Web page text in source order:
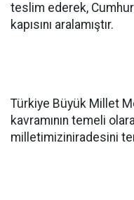
teslim ederek,
kapısını aralamıştır.
Türkiye Büyük Millet
kavramının temeli
milletimiziniradesini